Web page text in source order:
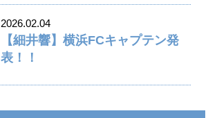
2026.02.04
【細井響】横浜FCキャプテン発
表！！